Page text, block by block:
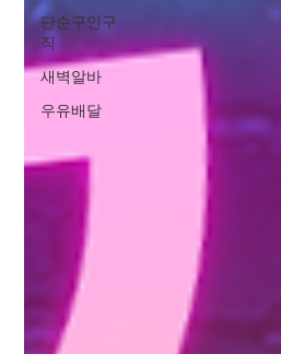
단순구인구
직
새벽알바
우유배달